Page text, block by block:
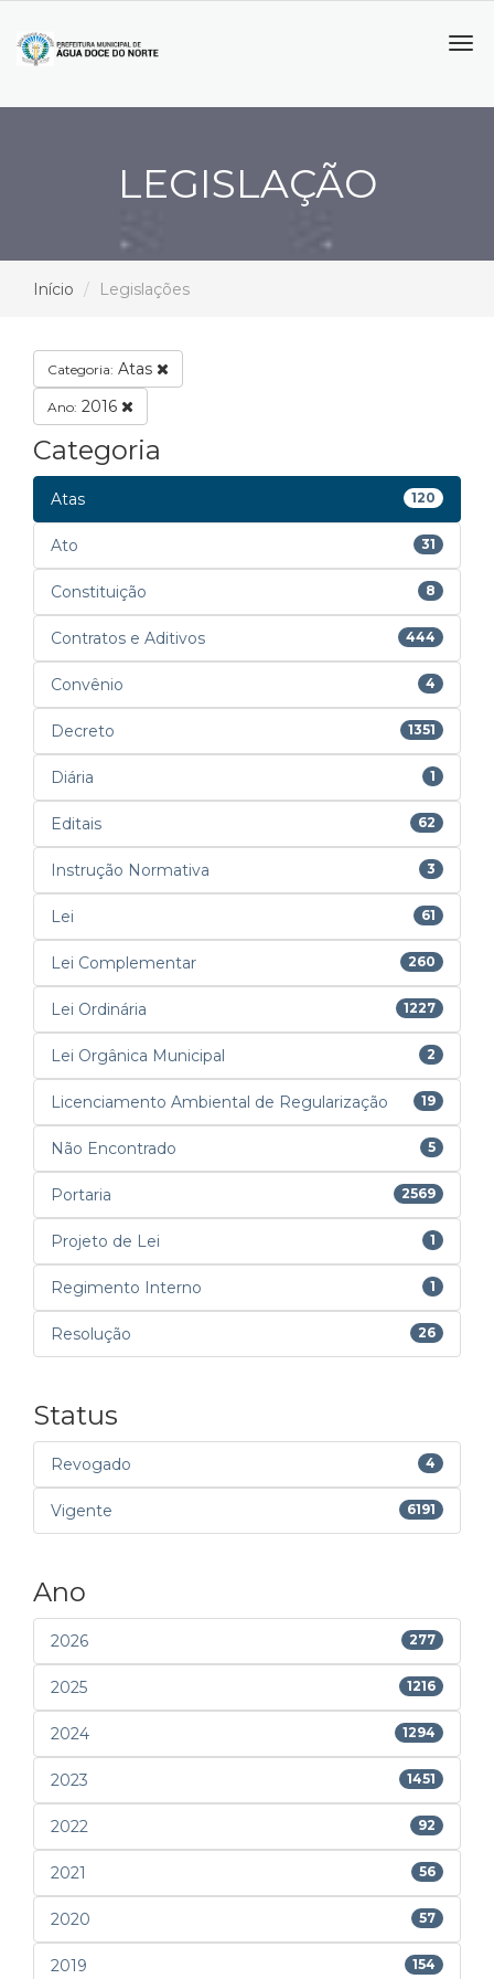
LEGISLAÇÃO
Início Legislações
Categoria: Atas
Ano: 2016
Categoria
Atas 120
Ato 31
Constituição 8
Contratos e Aditivos 444
Convênio 4
Decreto 1351
Diária 1
Editais 62
Instrução Normativa 3
Lei 61
Lei Complementar 260
Lei Ordinária 1227
Lei Orgânica Municipal 2
Licenciamento Ambiental de Regularização 19
Não Encontrado 5
Portaria 2569
Projeto de Lei 1
Regimento Interno 1
Resolução 26
Status
Revogado 4
Vigente 6191
Ano
2026 277
2025 1216
2024 1294
2023 1451
2022 92
2021 56
2020 57
2019 154